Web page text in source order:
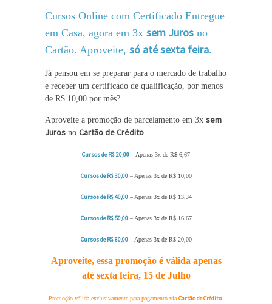
Cursos Online com Certificado Entregue
em Casa, agora em 3x sem Juros no
Cartão. Aproveite, só até sexta feira.
Já pensou em se preparar para o mercado de trabalho
e receber um certificado de qualificação, por menos
de R$ 10,00 por mês?
Aproveite a promoção de parcelamento em 3x sem
Juros no Cartão de Crédito.
Cursos de R$ 20,00 – Apenas 3x de R$ 6,67
Cursos de R$ 30,00– Apenas 3x de R$ 10,00
Cursos de R$ 40,00– Apenas 3x de R$ 13,34
Cursos de R$ 50,00– Apenas 3x de R$ 16,67
Cursos de R$ 60,00– Apenas 3x de R$ 20,00
Aproveite, essa promoção é válida apenas
até sexta feira, 15 de Julho
Promoção válida exclusivamente para pagamento via Cartão de Crédito.